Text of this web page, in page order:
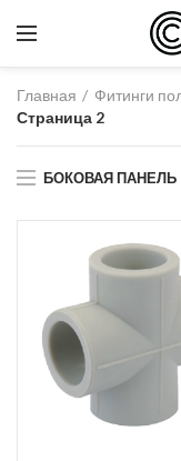
Главная Фитинги
Страница 2
БОКОВАЯ ПАНЕЛЬ